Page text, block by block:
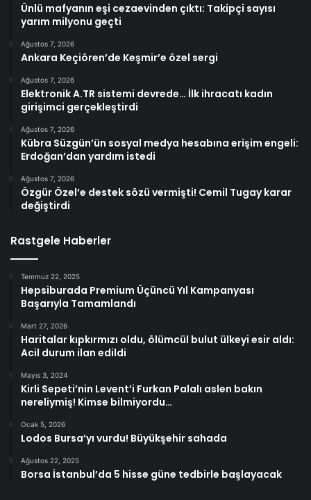
Ünlü mafyanın eşi cezaevinden çıktı: Takipçi sayısı
yarım milyonu geçti
Ağustos 7, 2026
Ankara Keçiören’de Keşmir’e özel sergi
Ağustos 7, 2026
Elektronik A.TR sistemi devrede… İlk ihracatı kadın
girişimci gerçekleştirdi
Ağustos 7, 2026
Kübra Süzgün’ün sosyal medya hesabına erişim engeli:
Erdoğan’dan yardım istedi
Ağustos 7, 2026
Özgür Özel’e destek sözü vermişti! Cemil Tugay karar
değiştirdi
Rastgele Haberler
Temmuz 22, 2025
Hepsiburada Premium Üçüncü Yıl Kampanyası
Başarıyla Tamamlandı
Mart 27, 2026
Haritalar kıpkırmızı oldu, ölümcül bulut ülkeyi esir aldı:
Acil durum ilan edildi
Mayıs 3, 2024
Kirli Sepeti’nin Levent’i Furkan Palalı aslen bakın
nereliymiş! Kimse bilmiyordu…
Ocak 5, 2026
Lodos Bursa’yı vurdu! Büyükşehir sahada
Ağustos 22, 2025
Borsa İstanbul’da 5 hisse güne tedbirle başlayacak